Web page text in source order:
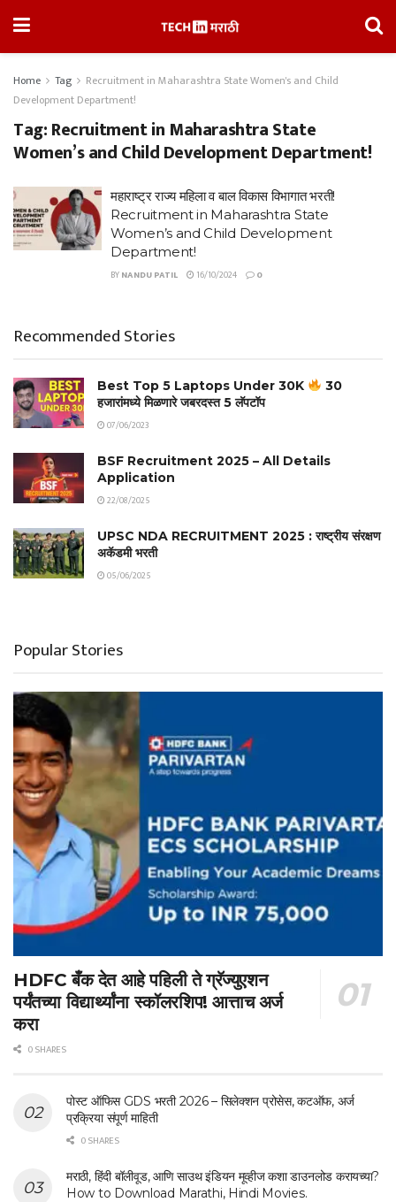
Home Tag
Recruitment in Maharashtra State Women's and Child
Development Department!
Tag:Recruitment in Maharashtra State
Women’s and Child Development Department!
महाराष्ट्र राज्य महिला व बाल विकास विभागात भरती!
Recruitment in Maharashtra State
Women’s and Child Development
Department!
BYNANDU PATIL 16/10/2024 0
Recommended Stories
Best Top 5 Laptops Under 30K
30
हजारांमध्ये मिळणारे जबरदस्त 5 लॅपटॉप
07/06/2023
BSF Recruitment 2025 – All Details
Application
22/08/2025
UPSC NDA RECRUITMENT 2025 : राष्ट्रीय संरक्षण
अकॅडमी भरती
05/06/2025
Popular Stories
HDFC बँक देत आहे पहिली ते ग्रॅज्युएशन
पर्यंतच्या विद्यार्थ्यांना स्कॉलरशिप! आत्ताच अर्ज
करा
0 SHARES
पोस्ट ऑफिस GDS भरती 2026 – सिलेक्शन प्रोसेस, कटऑफ, अर्ज
प्रक्रिया संपूर्ण माहिती
0 SHARES
मराठी, हिंदी बॉलीवूड, आणि साउथ इंडियन मूव्हीज कशा डाउनलोड करायच्या?
How to Download Marathi, Hindi Movies.